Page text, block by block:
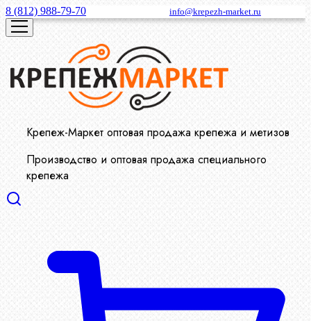
8 (812) 988-79-70 info@krepezh-market.ru
Крепеж-Маркет оптовая продажа крепежа и метизов
Производство и оптовая продажа специального
крепежа